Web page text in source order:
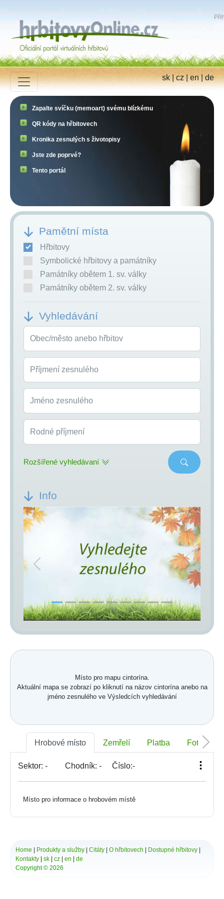
sk|cz|en|de
Zapalte svíčku (memoart) svému blízkému
QR kódy na hřbitovech
Kronika zesnulých s životopisy
Jste zde poprvé?
Tento portál
Pamětní místa
Hřbitovy
Symbolické hřbitovy a památníky
Památníky obětem 1. sv. války
Památníky obětem 2. sv. války
Vyhledávání
Obec/město anebo hřbitov
Příjmení zesnulého
Jméno zesnulého
Rodné příjmení
Rozšířené vyhledávaní
Info
Previous Next
Místo pro mapu cintorína.
Aktuální mapa se zobrazí po kliknutí na názov cintorína anebo na
jméno zesnulého ve Výsledcích vyhledávání
Hrobové místo Zemřelí Platba Foto
Sektor: - Chodník: - Číslo:-
Místo pro informace o hrobovém místě
Home Produkty a služby Citáty O hřbitovech Dostupné hřbitovy
Kontakty
sk cz en
de
Copyright © 2026